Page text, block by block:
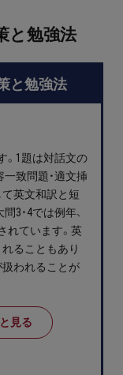
と勉強法
と勉強法
。1題は対話文の
致問題・適文挿
て英文和訳と短
3・4では例年、
れています。英
れることもあり
扱われることが
見る